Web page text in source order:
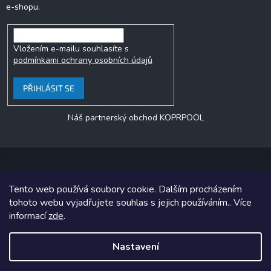
Tento web používá soubory cookie. Dalším procházením
tohoto webu vyjadřujete souhlas s jejich používáním.. Více
informacízde.
Nastavení
e-shopu.
Vložením e-mailu souhlasíte s
podmínkami ochrany osobních údajů
PŘIHLÁSIT SE
Náš partnerský obchod KOPRPOOL
Copyright 2026jezero.cz. Všechna práva vyhrazena.
Grafický návrh vytvořil a na Shoptet implementoval
Shoptetak.cz.